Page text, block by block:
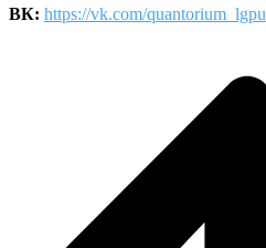
ВК: https://vk.com/quantorium_lgpu